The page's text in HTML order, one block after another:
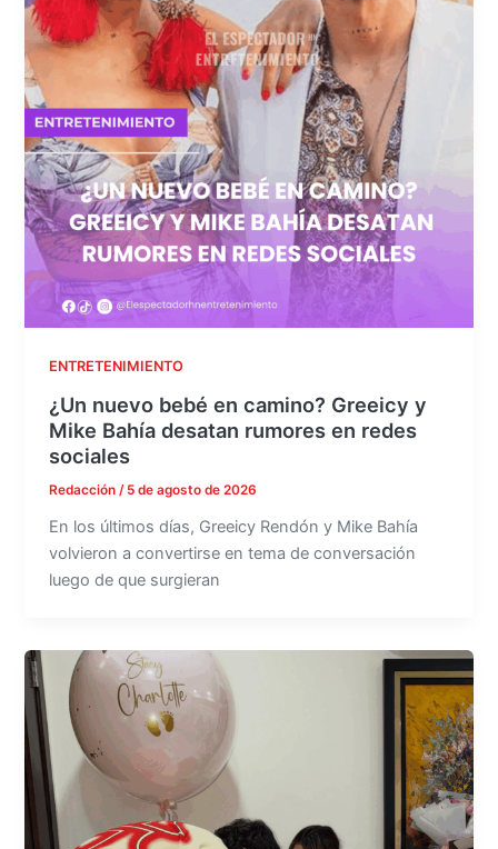
ENTRETENIMIENTO
¿Un nuevo bebé en camino? Greeicy y
Mike Bahía desatan rumores en redes
sociales
Redacción/ 5 de agosto de 2026
En los últimos días, Greeicy Rendón y Mike Bahía
volvieron a convertirse en tema de conversación
luego de que surgieran